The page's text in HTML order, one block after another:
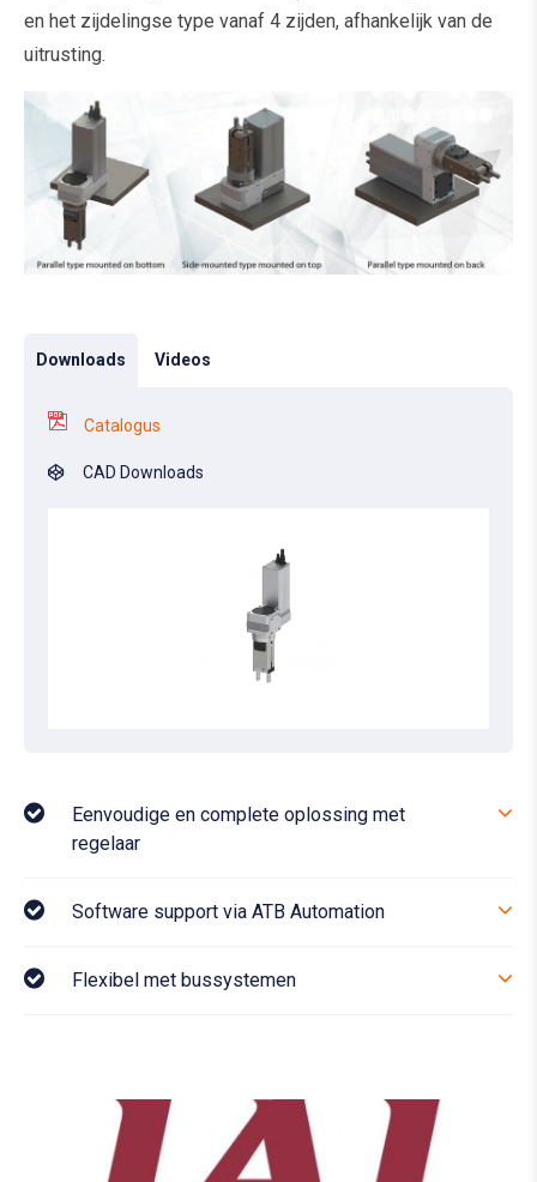
en het zijdelingse type vanaf 4 zijden, afhankelijk van de
uitrusting.
Downloads Videos
Catalogus
CAD Downloads
Eenvoudige en complete oplossing met
regelaar
Software support via ATB Automation
Flexibel met bussystemen